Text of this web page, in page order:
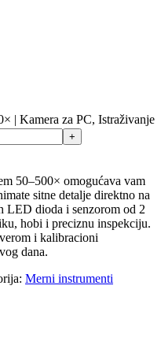
| Kamera za PC, Istraživanje
50–500× omogućava vam
sitne detalje direktno na
LED dioda i senzorom od 2
hobi i preciznu inspekciju.
i kalibracioni
dana.
Merni instrumenti